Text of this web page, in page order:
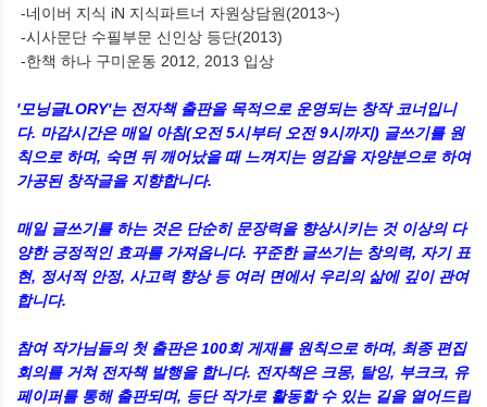
-네이버 지식 iN 지식파트너 자원상담원(2013~)
-시사문단 수필부문 신인상 등단(2013)
-한책 하나 구미운동 2012, 2013 입상
'모닝글LORY'는 전자책 출판을 목적으로 운영되는 창작 코너입니
다. 마감시간은 매일 아침(오전 5시부터 오전 9시까지) 글쓰기를 원
칙으로 하며, 숙면 뒤 깨어났을 때 느껴지는 영감을 자양분으로 하여
가공된 창작글을 지향합니다.
매일 글쓰기를 하는 것은 단순히 문장력을 향상시키는 것 이상의 다
양한 긍정적인 효과를 가져옵니다. 꾸준한 글쓰기는 창의력, 자기 표
현, 정서적 안정, 사고력 향상 등 여러 면에서 우리의 삶에 깊이 관여
합니다.
참여 작가님들의 첫 출판은 100회 게재를 원칙으로 하며, 최종 편집
회의를 거쳐 전자책 발행을 합니다. 전자책은 크몽, 탈잉, 부크크, 유
페이퍼를 통해 출판되며, 등단 작가로 활동할 수 있는 길을 열어드립